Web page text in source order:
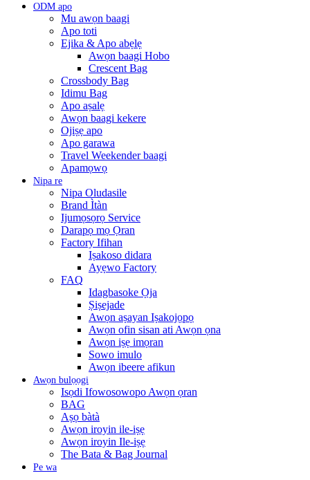
ODM apo
Mu awọn baagi
Apo toti
Ejika & Apo abẹlẹ
Awọn baagi Hobo
Crescent Bag
Crossbody Bag
Idimu Bag
Apo aṣalẹ
Awọn baagi kekere
Ojiṣẹ apo
Apo garawa
Travel Weekender baagi
Apamọwọ
Nipa re
Nipa Oludasile
Brand Ìtàn
Ijumọsọrọ Service
Darapọ mọ Ọran
Factory Ifihan
Iṣakoso didara
Ayẹwo Factory
FAQ
Idagbasoke Ọja
Ṣiṣejade
Awọn aṣayan Iṣakojọpọ
Awọn ofin sisan ati Awọn ọna
Awọn iṣẹ imọran
Sowo imulo
Awọn ibeere afikun
Awọn bulọọgi
Isọdi Ifowosowopo Awọn ọran
BAG
Aṣọ bàtà
Awọn iroyin ile-iṣẹ
Awọn iroyin Ile-iṣẹ
The Bata & Bag Journal
Pe wa